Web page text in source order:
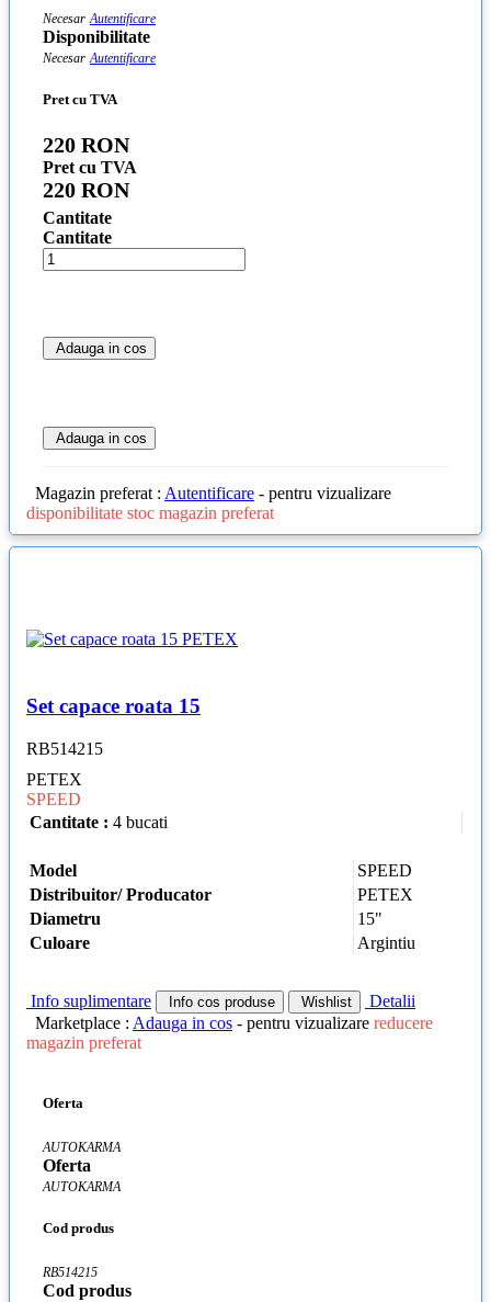
Necesar Autentificare
Disponibilitate
Necesar Autentificare
Pret cu TVA
220 RON
Pret cu TVA
220 RON
Cantitate
Cantitate
Adauga in cos
Adauga in cos
Magazin preferat : Autentificare - pentru vizualizare
disponibilitate stoc magazin preferat
Set capace roata 15
RB514215
PETEX
SPEED
Cantitate : 4 bucati
Model
SPEED
Distribuitor/ Producator
PETEX
Diametru
15"
Culoare
Argintiu
Info suplimentare Info cos produse Wishlist
Detalii
Marketplace : Adauga in cos - pentru vizualizare reducere
magazin preferat
Oferta
AUTOKARMA
Oferta
AUTOKARMA
Cod produs
RB514215
Cod produs